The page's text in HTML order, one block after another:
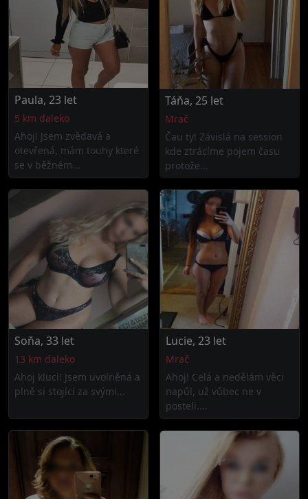
Paula, 23 let
5 km daleko
Ahoj! Jsem zvědavá a
otevřená, mám touhy které
se v běžném...
Táňa, 25 let
Mrač
Čau ty! Závislá na session
kde ztrácíme pojem času
protože...
Soňa, 33 let
13 km daleko
Ahoj kluci! Jsem uvolněná a
plně si stojící za svými...
Lucie, 23 let
Mrač
Ahoj! Celá a nedělám věci
napůl, už vůbec ne v
posteli....